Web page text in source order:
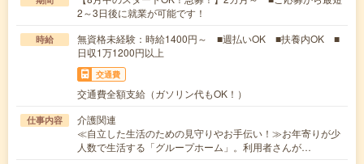
2～3日後に就業が可能です！
時給
無資格未経験：時給1400円～ ■週払いOK ■扶養内OK ■
日収1万1200円以上
交通費
交通費全額支給（ガソリン代もOK！）
仕事内容
介護関連
≪自立した生活のための見守りやお手伝い！≫お年寄りが少
人数で生活する「グループホーム」。利用者さんが…